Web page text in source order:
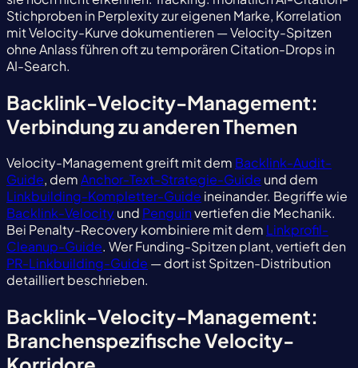
Stichproben in Perplexity zur eigenen Marke, Korrelation
mit Velocity-Kurve dokumentieren — Velocity-Spitzen
ohne Anlass führen oft zu temporären Citation-Drops in
AI-Search.
Backlink-Velocity-Management:
Verbindung zu anderen Themen
Velocity-Management greift mit dem Backlink-Audit-
Guide, demAnchor-Text-Strategie-Guide und dem
Linkbuilding-Kompletter-Guide ineinander. Begriffe wie
Backlink-Velocityund Penguinvertiefen die Mechanik.
Bei Penalty-Recovery kombiniere mit dem Linkprofil-
Cleanup-Guide. Wer Funding-Spitzen plant, vertieft den
PR-Linkbuilding-Guide — dort ist Spitzen-Distribution
detailliert beschrieben.
Backlink-Velocity-Management:
Branchenspezifische Velocity-